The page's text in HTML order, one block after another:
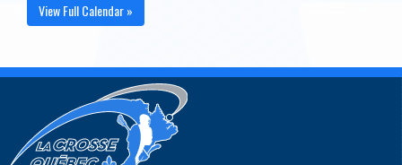
View Full Calendar »